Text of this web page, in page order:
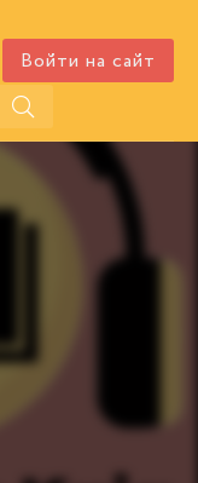
.COM
Войти на сайт